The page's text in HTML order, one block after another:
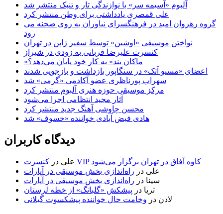
آلبوم «آسیمه سر» با نوازندگی تار و تنبک منتشر شد
علی قمصری یادداشتی برای وطن منتشر کرد
گروه رهروان امید در فرهنگسرای نیاوران به روی صحنه می
رود
نواختن موسیقی «اوشین» توسط سفیر ژاپن در تهران
کنسرت علیرضا قربانی به زودی در شیراز
«ماکان بند» به کار خود پایان می‌دهد؟
اعضای «مسیو اَتک» در سنگاپور بازداشت و بازجویی شدند
سهراب پورناظری عضو آکادمی «گرمی» شد
مرکز موسیقی حوزه هنری آلبوم منتشر کرد
آثار مجید انتظامی اجرا می‌شود
محسن چاوشی آهنگ جدید منتشر کرد
هادی فیض آبادی خواننده «خسوف» شد
دیدگاه کاربران
علی در
کنسرت VIP کاوه آفاق در تهران برگزار می‌شود
علی در راه‌اندازی بخش موسیقی در آپارات
سینا در راه‌اندازی بخش موسیقی در آپارات
ثریا در پیشکش «گلبانگ» از خطه لرستان
لادن در وخامت حال خواننده پیشکسوت گیلانی